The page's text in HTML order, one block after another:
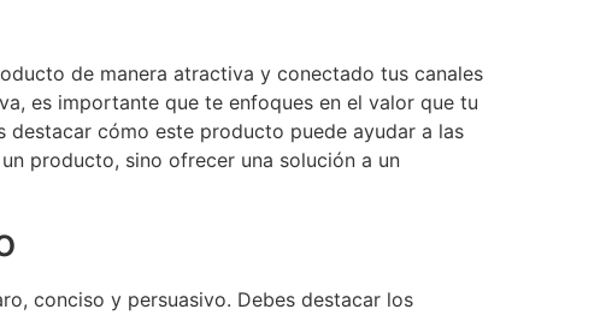
de manera atractiva y conectado tus canales
es importante que te enfoques en el valor que tu
cómo este producto puede ayudar a las
producto, sino ofrecer una solución a un
conciso y persuasivo. Debes destacar los